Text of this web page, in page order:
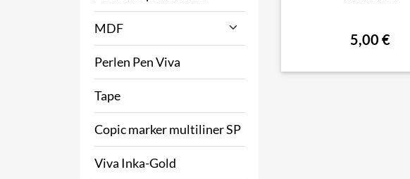
MDF
Perlen Pen Viva
Tape
Copic marker multiliner SP
Viva Inka-Gold
5,00 €